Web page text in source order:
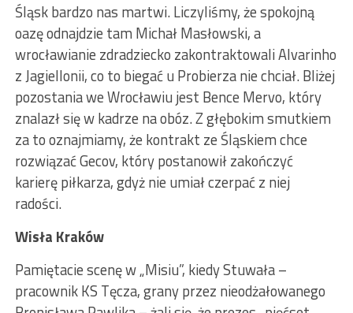
Śląsk bardzo nas martwi. Liczyliśmy, że spokojną
oazę odnajdzie tam Michał Masłowski, a
wrocławianie zdradziecko zakontraktowali Alvarinho
z Jagiellonii, co to biegać u Probierza nie chciał. Bliżej
pozostania we Wrocławiu jest Bence Mervo, który
znalazł się w kadrze na obóz. Z głębokim smutkiem
za to oznajmiamy, że kontrakt ze Śląskiem chce
rozwiązać Gecov, który postanowił zakończyć
karierę piłkarza, gdyż nie umiał czerpać z niej
radości.
Wisła Kraków
Pamiętacie scenę w „Misiu”, kiedy Stuwała –
pracownik KS Tęcza, grany przez nieodżałowanego